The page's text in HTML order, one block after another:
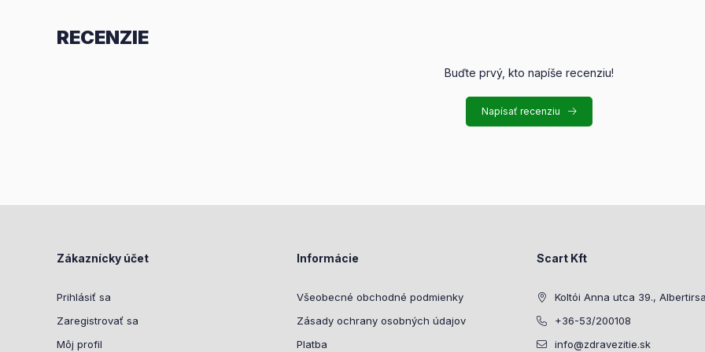
RECENZIE
Buďte prvý, kto napíše recenziu!
Napísať recenziu
Zákaznícky účet
Prihlásiť sa
Zaregistrovať sa
Môj profil
Informácie
Všeobecné obchodné podmienky
Zásady ochrany osobných údajov
Platba
Scart Kft
Koltói Anna utca 39.,
+36-53/200108
info@zdravezitie.sk